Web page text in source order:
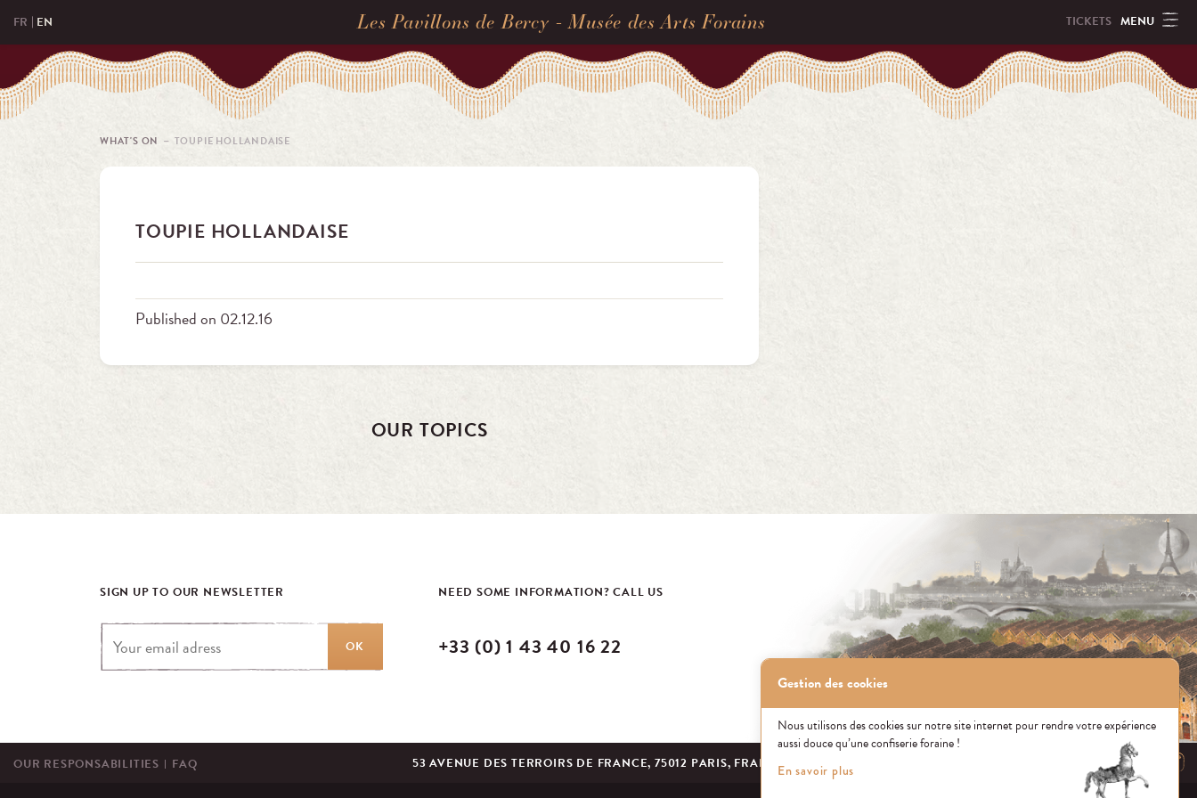
FR EN Les Pavillons de Bercy - Musée des Arts Forains TICKETS MENU
WHAT'S ON － TOUPIE HOLLANDAISE
TOUPIE HOLLANDAISE
Published on 02.12.16
OUR TOPICS
SIGN UP TO OUR NEWSLETTER
OK
NEED SOME INFORMATION? CALL US
+33 (0) 1 43 40 16 22
OUR RESPONSABILITIES FAQ 53 AVENUE DES TERROIRS DE FRANCE, 75012 PARIS, FRANCE
Gestion des cookies
Nous utilisons des cookies sur notre site internet pour rendre votre expérience
aussi douce qu’une confiserie foraine !
En savoir plus